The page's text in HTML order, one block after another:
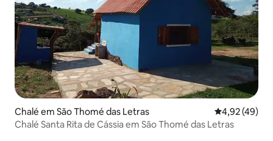
Chalé em São Thomé das Letras Classificação
4,92 (49)
Chalé Santa Rita de Cássia em São Thomé das Letras